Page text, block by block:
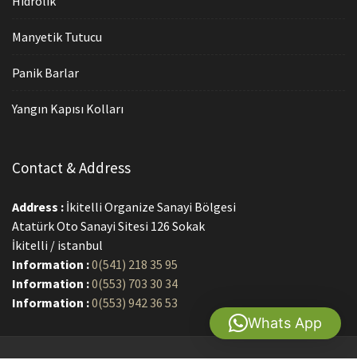
Manyetik Tutucu
Panik Barlar
Yangın Kapısı Kolları
Contact & Address
Address : İkitelli Organize Sanayi Bölgesi
Atatürk Oto Sanayi Sitesi 126 Sokak
İkitelli / istanbul
Information :0(541) 218 35 95
Information :0(553) 703 30 34
Information :0(553) 942 36 53
Whats App